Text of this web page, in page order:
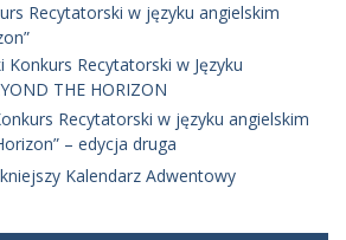
Recytatorski w języku angielskim
Konkurs Recytatorski w Języku
THE HORIZON
Recytatorski w języku angielskim
– edycja druga
Kalendarz Adwentowy